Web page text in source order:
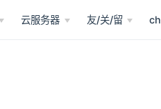
云服务器 友/关/留